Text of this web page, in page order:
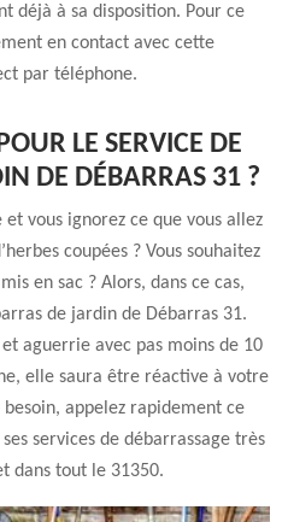
déjà à sa disposition. Pour ce
en contact avec cette
par téléphone.
LE SERVICE DE
DE DÉBARRAS 31 ?
vous ignorez ce que vous allez
coupées ? Vous souhaitez
en sac ? Alors, dans ce cas,
de jardin de Débarras 31.
aguerrie avec pas moins de 10
elle saura être réactive à votre
appelez rapidement ce
services de débarrassage très
dans tout le 31350.